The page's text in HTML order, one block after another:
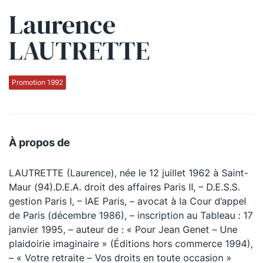
Laurence
LAUTRETTE
Promotion 1992
À propos de
LAUTRETTE (Laurence), née le 12 juillet 1962 à Saint-
Maur (94).D.E.A. droit des affaires Paris II, – D.E.S.S.
gestion Paris I, – IAE Paris, – avocat à la Cour d’appel
de Paris (décembre 1986), – inscription au Tableau : 17
janvier 1995, – auteur de : « Pour Jean Genet – Une
plaidoirie imaginaire » (Éditions hors commerce 1994),
– « Votre retraite – Vos droits en toute occasion »
Qui sommes-nous ?
La Conférence
La défense pénale
Le Concours de la Conférence
La Conférence Berryer
La Petite Conférence